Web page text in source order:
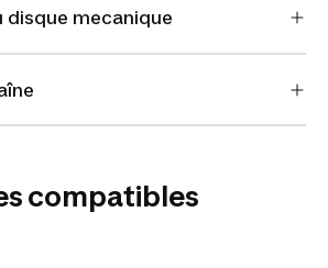
disque mecanique
compatibles